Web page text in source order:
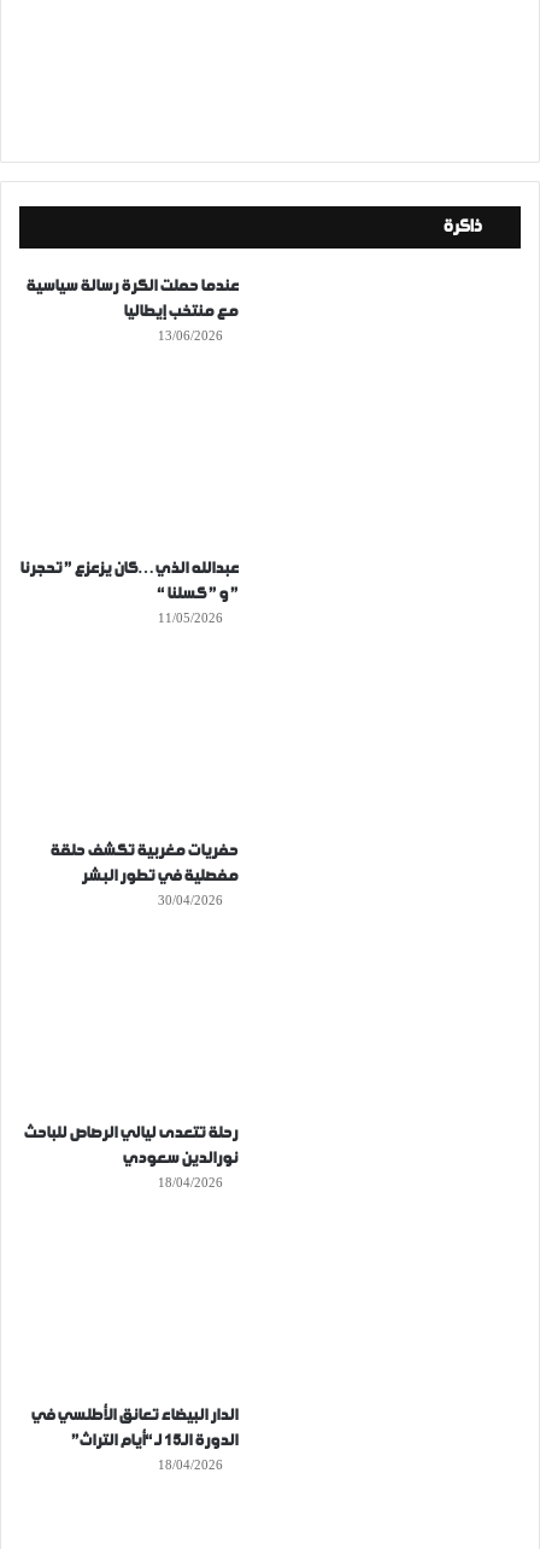
ذاكرة
عندما حملت الكرة رسالة سياسية
مع منتخب إيطاليا
13/06/2026
عبدالله الذي…كان يزعزع ” تحجرنا
” و ” كسلنا “
11/05/2026
حفريات مغربية تكشف حلقة
مفصلية في تطور البشر
30/04/2026
رحلة تتعدى ليالي الرصاص للباحث
نورالدين سعودي
18/04/2026
الدار البيضاء تعانق الأطلسي في
الدورة الـ15 لـ “أيام التراث”
18/04/2026